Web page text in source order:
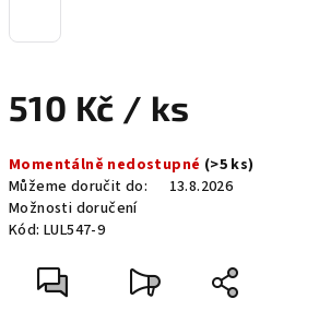
510 Kč / ks
cena:
Momentálně nedostupné (>5 ks)
Můžeme doručit do:
13.8.2026
Možnosti doručení
Kód: LUL547-9